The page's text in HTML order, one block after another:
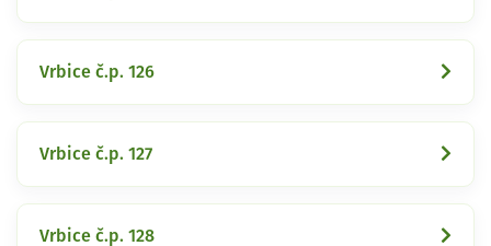
Vrbice č.p. 126
Vrbice č.p. 127
Vrbice č.p. 128